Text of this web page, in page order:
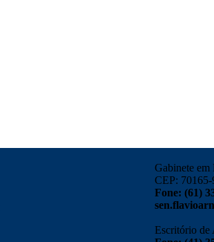
Gabinete
CEP:
Fone: (61)
Escritório de